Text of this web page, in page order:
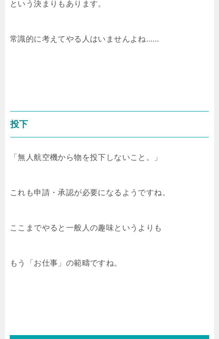
という決まりもあります。
常識的に考えてやる人はいませんよね……
投下
「無人航空機から物を投下しないこと。」
これも申請・承認が必要になるようですね。
ここまでやると一般人の趣味というよりも
もう「お仕事」の範疇ですね。